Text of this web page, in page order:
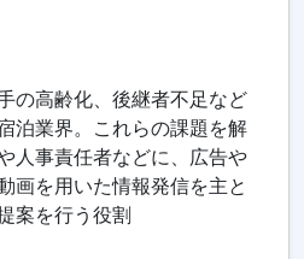
の高齢化、後継者不足など
泊業界。これらの課題を解
人事責任者などに、広告や
画を用いた情報発信を主と
案を行う役割